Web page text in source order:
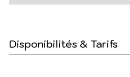
Disponibilités & Tarifs